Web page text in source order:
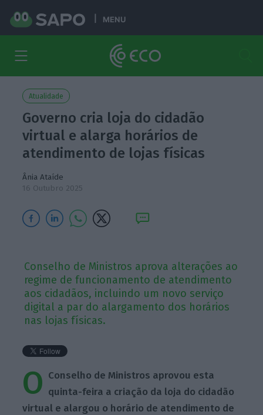
MENU
Atualidade
Governo cria loja do cidadão
virtual e alarga horários de
atendimento de lojas físicas
Ânia Ataíde
16 Outubro 2025
Conselho de Ministros aprova alterações ao
regime de funcionamento de atendimento
aos cidadãos, incluindo um novo serviço
digital a par do alargamento dos horários
nas lojas físicas.
O Conselho de Ministros aprovou esta
quinta-feira a criação da loja do cidadão
virtual e alargou o horário de atendimento de